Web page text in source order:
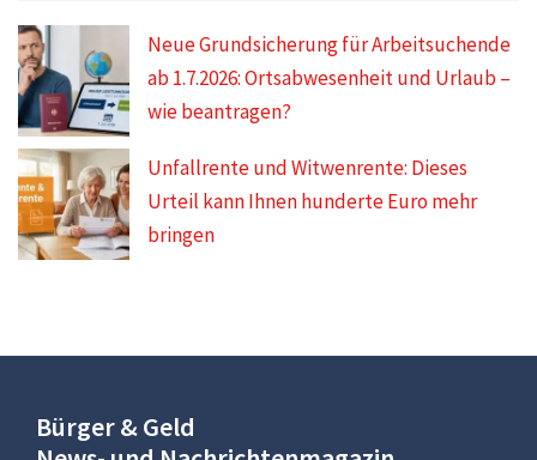
Neue Grundsicherung für Arbeitsuchende
ab 1.7.2026: Ortsabwesenheit und Urlaub –
wie beantragen?
Unfallrente und Witwenrente: Dieses
Urteil kann Ihnen hunderte Euro mehr
bringen
Bürger & Geld